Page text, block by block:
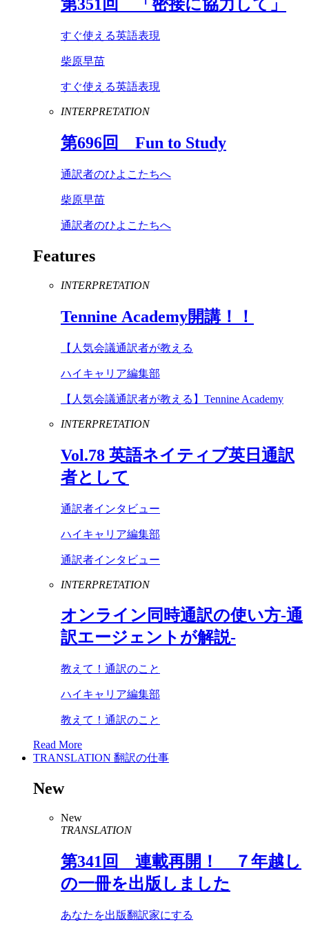
第351回 「密接に協力して」
すぐ使える英語表現
柴原早苗
すぐ使える英語表現
INTERPRETATION
第696回 Fun to Study
通訳者のひよこたちへ
柴原早苗
通訳者のひよこたちへ
Features
INTERPRETATION
Tennine Academy開講！！
【人気会議通訳者が教える
ハイキャリア編集部
【人気会議通訳者が教える】Tennine Academy
INTERPRETATION
Vol.78 英語ネイティブ英日通訳
者として
通訳者インタビュー
ハイキャリア編集部
通訳者インタビュー
INTERPRETATION
オンライン同時通訳の使い方-通
訳エージェントが解説-
教えて！通訳のこと
ハイキャリア編集部
教えて！通訳のこと
Read More
TRANSLATION 翻訳の仕事
New
New
TRANSLATION
第341 回 連載再開！ ７年越し
の一冊を出版しました
あなたを出版翻訳家にする